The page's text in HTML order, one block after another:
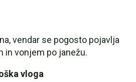
vendar se pogosto pojavlja
in vonjem po janežu.
vloga